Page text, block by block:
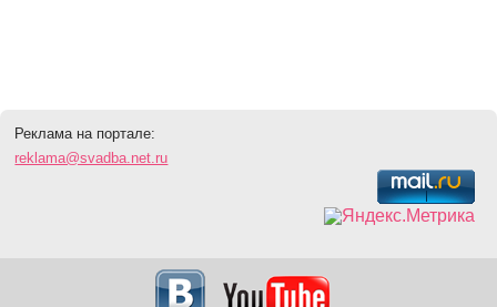
Реклама на портале:
reklama@svadba.net.ru